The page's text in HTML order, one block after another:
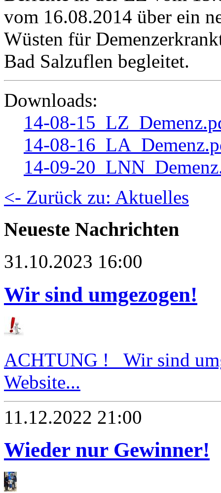
vom 16.08.2014 über ein
Wüsten für
Bad Salzuflen begleitet.
Downloads:
14-08-
14-08-
14-09-
<- Zurück zu: Aktuelles
Neueste Nachrichten
31.10.2023 16:00
Wir sind umgezogen!
ACHTUNG ! Wir sind
Website...
11.12.2022 21:00
Wieder nur Gewinner!